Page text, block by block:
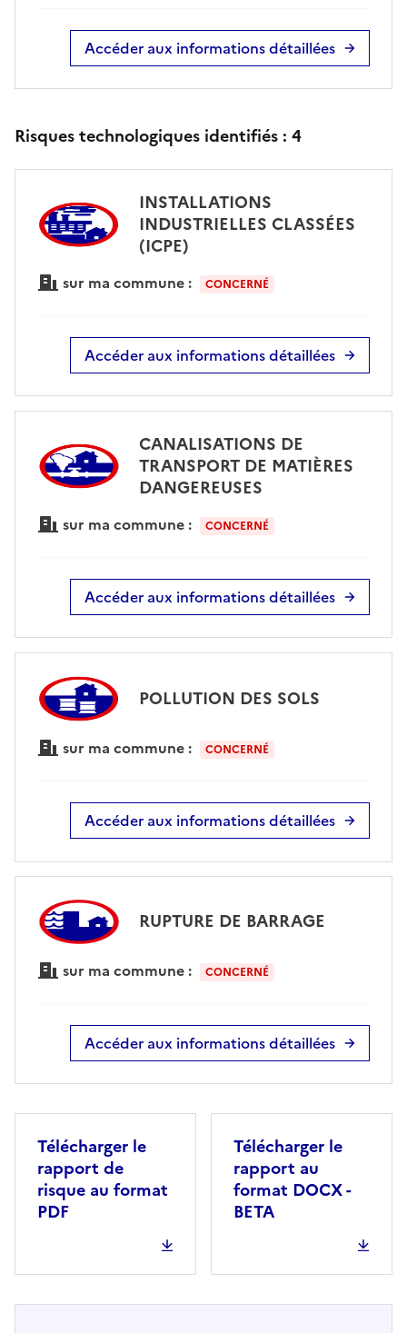
Accéder aux informations détaillées
Risques technologiques identifiés : 4
INSTALLATIONS
INDUSTRIELLES CLASSÉES
(ICPE)
sur ma commune : CONCERNÉ
Accéder aux informations détaillées
CANALISATIONS DE
TRANSPORT DE MATIÈRES
DANGEREUSES
sur ma commune : CONCERNÉ
Accéder aux informations détaillées
POLLUTION DES SOLS
sur ma commune : CONCERNÉ
Accéder aux informations détaillées
RUPTURE DE BARRAGE
sur ma commune : CONCERNÉ
Accéder aux informations détaillées
Télécharger le
rapport de
risque au format
PDF
Télécharger le
rapport au
format DOCX -
BETA